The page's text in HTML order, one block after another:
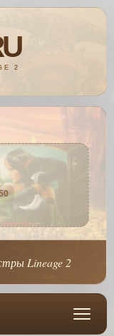
Lineage 2